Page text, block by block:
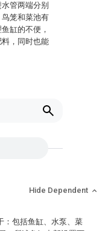
管两端分别
笼和菜池有
缸的不便，
，同时也能
Hide Dependent
：包括鱼缸、水泵、菜